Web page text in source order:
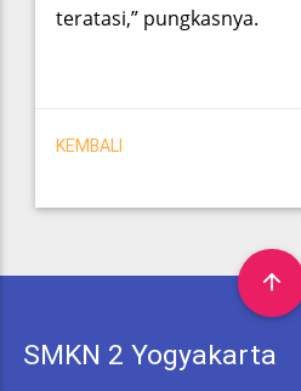
teratasi,” pungkasnya.
KEMBALI
arrow_upward
SMKN 2 Yogyakarta